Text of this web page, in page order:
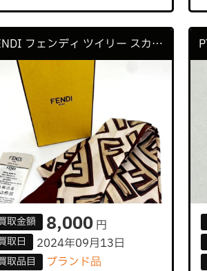
FENDI フェンディ ツイリー スカーフ
取金額 8,000 円
取日 2024年09月13日
取品目 ブランド品